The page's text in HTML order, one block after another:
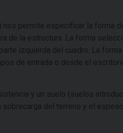
nos permite especificar la forma
de la estructura. La forma
izquierda del cuadro. La
de entrada o desde el
y un suelo (suelos
del terreno y el